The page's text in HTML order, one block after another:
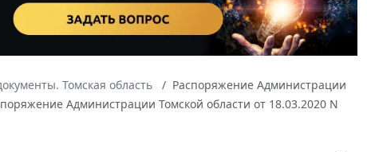
Томская область
Распоряжение Администрации
Администрации Томской области от 18.03.2020 N